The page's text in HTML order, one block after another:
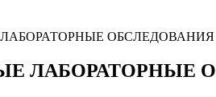
ОБСЛЕДОВАНИЯ
ЛАБОРАТОРНЫЕ